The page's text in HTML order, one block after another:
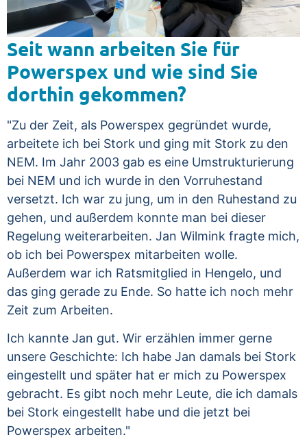
Seit wann arbeiten Sie für
Powerspex und wie sind Sie
dorthin gekommen?
"Zu der Zeit, als Powerspex gegründet wurde,
arbeitete ich bei Stork und ging mit Stork zu den
NEM. Im Jahr 2003 gab es eine Umstrukturierung
bei NEM und ich wurde in den Vorruhestand
versetzt. Ich war zu jung, um in den Ruhestand zu
gehen, und außerdem konnte man bei dieser
Regelung weiterarbeiten. Jan Wilmink fragte mich,
ob ich bei Powerspex mitarbeiten wolle.
Außerdem war ich Ratsmitglied in Hengelo, und
das ging gerade zu Ende. So hatte ich noch mehr
Zeit zum Arbeiten.
Ich kannte Jan gut. Wir erzählen immer gerne
unsere Geschichte: Ich habe Jan damals bei Stork
eingestellt und später hat er mich zu Powerspex
gebracht. Es gibt noch mehr Leute, die ich damals
bei Stork eingestellt habe und die jetzt bei
Powerspex arbeiten."